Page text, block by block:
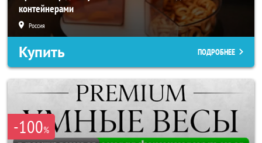
контейнерами
Россия
Купить ПОДРОБНЕЕ
-100%